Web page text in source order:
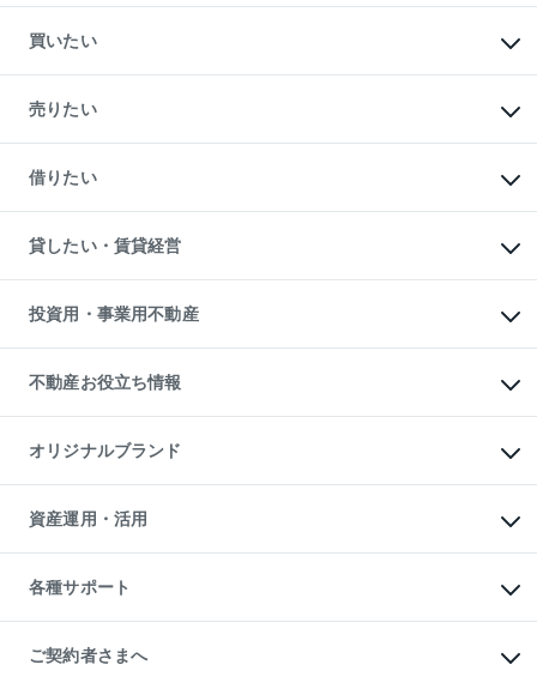
買いたい
新築・分譲マンションの購入
中古マンションの購入
一戸建ての購入
中古一戸建ての購入
不動産購入の流れ
注目キーワード物件特集
購入ガイド
English 繁体中文簡体中文
売りたい
一戸建ての売却・査定
土地の売却・査定
スピードAI査定
不動産査定について
不動産売却の流れ
不動産買換えの流れ
売却ガイド
借りたい
オフィス・店舗の賃貸
借りるときの流れ
借りるガイド
貸したい・賃貸経営
マンション賃料データ
賃貸管理プラン
リロケーションについて
貸すガイド
投資用・事業用不動産
事業用不動産
マンション投資
投資用マンション
アパート経営
収益物件
ビル購入（ビル一棟）
投資用不動産の売却査定
事業用不動産の売却査定
不動産お役立ち情報
マンションライブラリー
人気マンションランキング
暮らしに役立つ不動産メディア
不動産相場・不動産価格情報
不動産コラム・ニュース
不動産用語集
不動産なんでもネット相談室
住まいの税金
オリジナルブランド
一棟リノベーションマンション
L`GENTE（ルジェンテ）
区分リノベーションマンション
投資用一棟レジデンスWELL
不動産小口投資
LEGACIA（レガシア）
資産運用・活用
不動産M&A
アセットマネジメント・出資
各種サポート
相続サポート
リフォームサポート
ご契約者さまへ